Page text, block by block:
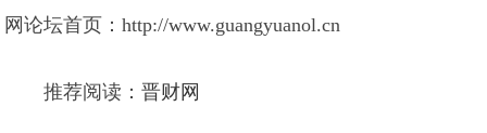
网论坛首页：http://www.guangyuanol.cn
推荐阅读：晋财网